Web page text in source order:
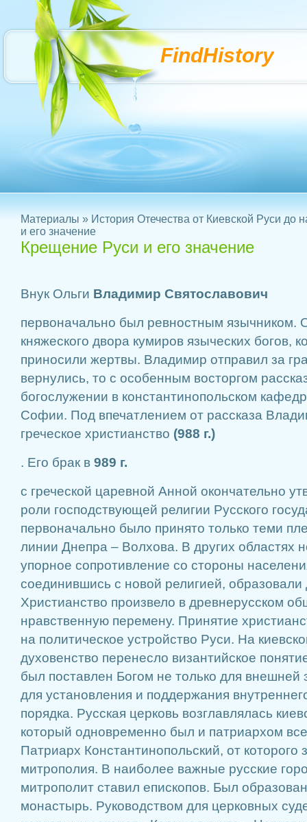
FindHistory
Материалы » История Отечества от Киевской Руси до
и его значение
Крещение Руси и его значение
Внук Ольги Владимир Святославович
первоначально был ревностным язычником.
княжеского двора кумиров языческих богов,
приносили жертвы. Владимир отправил за
вернулись, то с особенным восторгом
богослужении в константинопольском
Софии. Под впечатлением от рассказа
греческое христианство (988 г.)
. Его брак в 989 г.
с греческой царевной Анной окончательно
роли господствующей религии Русского
первоначально было принято только теми
линии Днепра – Волхова. В других областях
упорное сопротивление со стороны
соединившись с новой религией, образовали
Христианство произвело в древнерусском
нравственную перемену. Принятие
на политическое устройство Руси. На
духовенство перенесло византийское
был поставлен Богом не только для
для установления и поддержания
порядка. Русская церковь возглавлялась
который одновременно был и патриархом
Патриарх Константинопольский, от которого
митрополия. В наиболее важные русские
митрополит ставил епископов. Был
монастырь. Руководством для церковных